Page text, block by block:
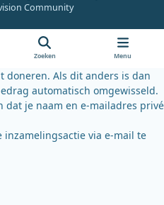
k
k
y
Community
Zoeken Menu
doneren. Als dit anders is dan
automatisch omgewisseld.
dat je naam en e-mailadres privé
inzamelingsactie via e-mail te